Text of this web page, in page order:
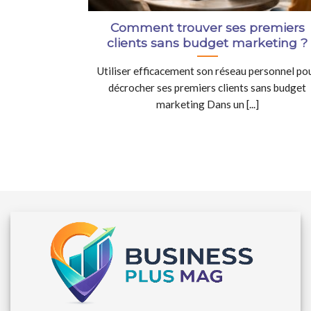
Comment trouver ses premiers
clients sans budget marketing ?
Utiliser efficacement son réseau personnel
décrocher ses premiers clients sans budget
marketing Dans un [...]